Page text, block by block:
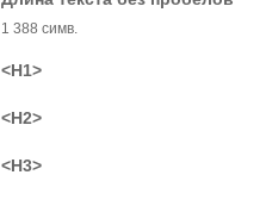
1 388 симв.
<H1>
<H2>
<H3>